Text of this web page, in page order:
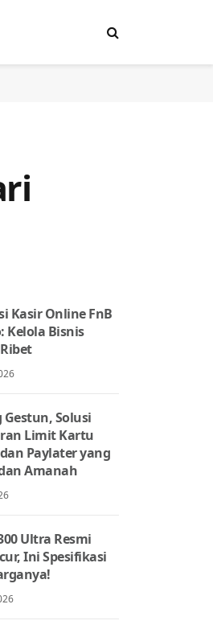
Kasir Online FnB
Kelola Bisnis
Gestun, Solusi
Limit Kartu
Paylater yang
Amanah
Ultra Resmi
Ini Spesifikasi